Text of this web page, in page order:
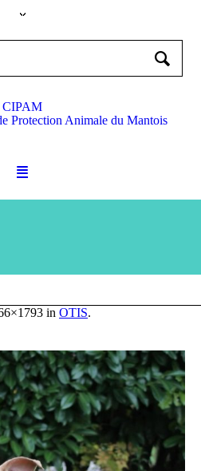
CIPAM
Protection Animale du Mantois
in OTIS.